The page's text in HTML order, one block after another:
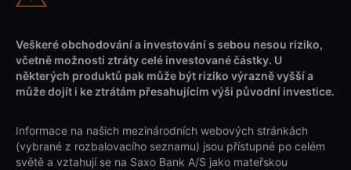
Veškeré obchodování a investování s sebou nesou riziko,
včetně možnosti ztráty celé investované částky. U
některých produktů pak může být riziko výrazně vyšší a
může dojít i ke ztrátám přesahujícím výši původní investice.
Informace na našich mezinárodních webových stránkách
(vybrané z rozbalovacího seznamu) jsou přístupné po celém
světě a vztahují se na Saxo Bank A/S jako mateřskou